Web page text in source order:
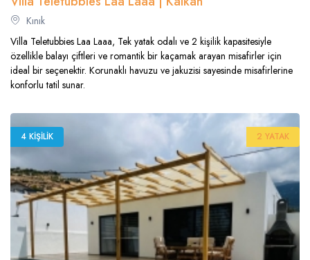
Kınık
Villa Teletubbies Laa Laaa, Tek yatak odalı ve 2 kişilik kapasitesiyle
özellikle balayı çiftleri ve romantik bir kaçamak arayan misafirler için
ideal bir seçenektir. Korunaklı havuzu ve jakuzisi sayesinde misafirlerine
konforlu tatil sunar.
4 KIŞILIK 2 YATAK